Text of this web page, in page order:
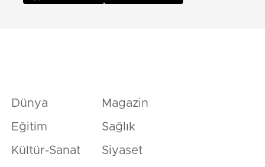
Dünya
Eğitim
Kültür-Sanat
Magazin
Sağlık
Siyaset